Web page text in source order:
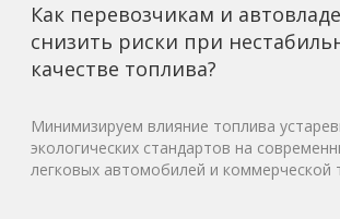
Как перевозчикам и
снизить риски при
качестве топлива?
Минимизируем влияние топлива
экологических стандартов на
легковых автомобилей и коммерческой